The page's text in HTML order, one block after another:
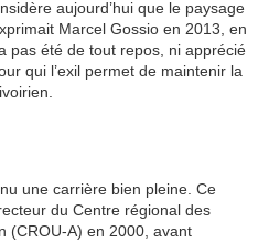
aujourd’hui que le paysage
Marcel Gossio en 2013, en
pas été de tout repos, ni apprécié
qui l’exil permet de maintenir la
une carrière bien pleine. Ce
du Centre régional des
(CROU-A) en 2000, avant